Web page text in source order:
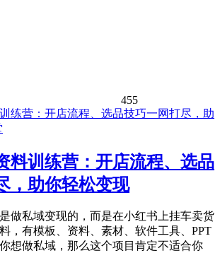
455
料训练营：开店流程、选品
，助你轻松变现
做私域变现的，而是在小红书上挂车卖货
，有模板、资料、素材、软件工具、PPT
想做私域，那么这个项目肯定不适合你